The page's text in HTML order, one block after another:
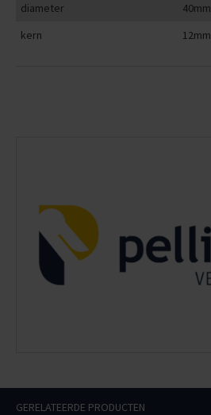
diameter
40mm
kern
12mm
GERELATEERDE PRODUCTEN